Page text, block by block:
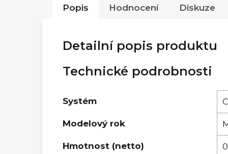
Popis Hodnocení Diskuze
Detailní popis produktu
Technické podrobnosti
Systém
Modelový rok
Hmotnost (netto)